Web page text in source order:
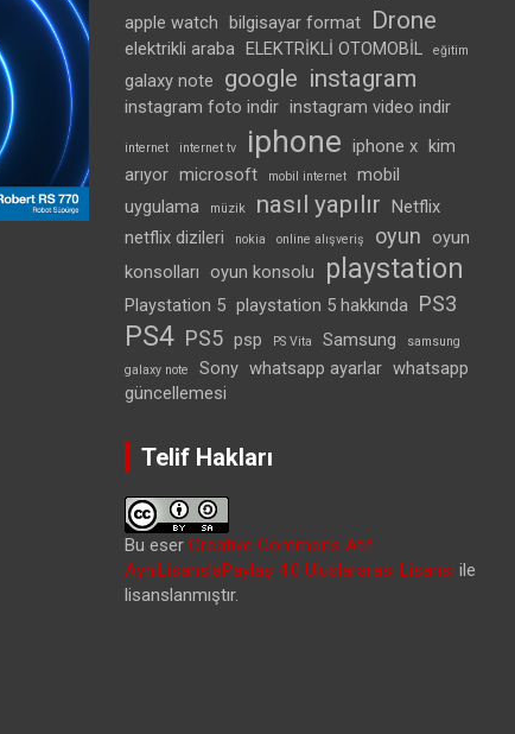
apple watch bilgisayar format Drone
elektrikli araba ELEKTRİKLİ OTOMOBİL eğitim
galaxy note google instagram
instagram foto indir instagram video indir
internet internet tv iphone iphone x kim
arıyor microsoft mobil internet
mobil
uygulama
müzik nasıl yapılır Netflix
netflix dizileri
nokia online alışveriş oyun
oyun
konsolları
oyun konsolu playstation
Playstation 5 playstation 5 hakkında PS3
PS4 PS5 psp PS Vita Samsung
samsung
galaxy note
Sony whatsapp ayarlar whatsapp
güncellemesi
Telif Hakları
Bu eser Creative Commons Atıf-
AynıLisanslaPaylaş 4.0 Uluslararası Lisansı ile
lisanslanmıştır.